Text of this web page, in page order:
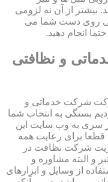
بیشتر از آن نه لزومی
روی دست شما می
انجام دهید.
و نظافتی
شرکت خدماتی و
بستگی به انتخاب شما
سری به وب سایت این
قطعا برای رعایت همه
شرکت نظافت در
و البته مشاوره و
از وسایل و ابزارهای